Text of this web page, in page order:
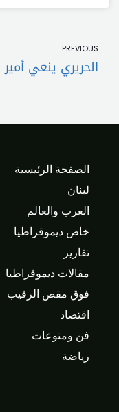
PREVIOUS
الصفحة الرئيسية
لبنان
العرب والعالم
خاص ديموقراطيا
تقارير
مقالات ديموقراطيا
فوق مقص الرقيب
اقتصاد
فن ومنوعات
رياضة